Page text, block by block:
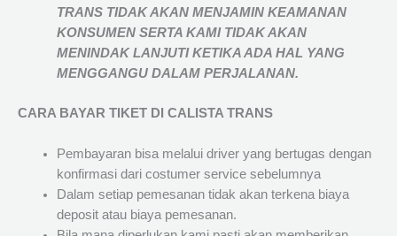
TRANSTIDAK AKAN MENJAMINKEAMANAN
KONSUMEN SERTA KAMI TIDAK AKAN
MENINDAK LANJUTI KETIKA ADA HAL YANG
MENGGANGU DALAM PERJALANAN.
CARA BAYAR TIKET DI CALISTA TRANS
Pembayaran bisa melalui driver yang bertugas dengan
konfirmasi dari costumer service sebelumnya
Dalam setiap pemesanan tidak akan terkena biaya
deposit atau biaya pemesanan.